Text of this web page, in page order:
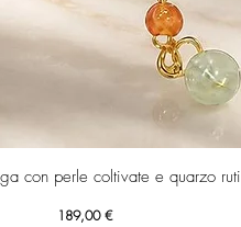
Vista rapida
con perle coltivate e quarzo
Prezzo
189,00 €